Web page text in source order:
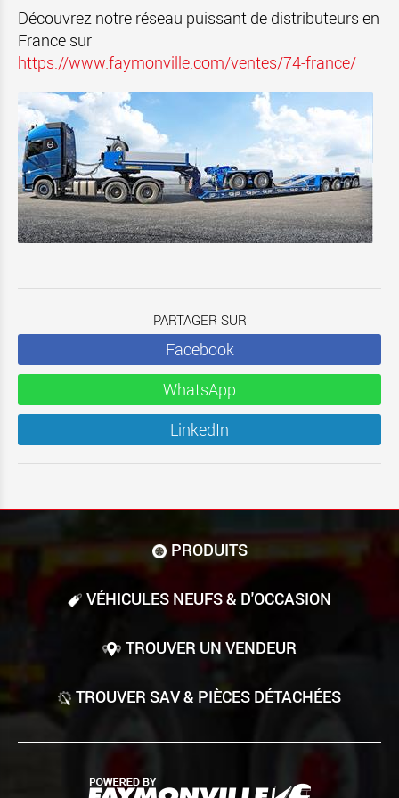
Découvrez notre réseau puissant de distributeurs en
France sur
https://www.faymonville.com/ventes/74-france/
PARTAGER SUR
Facebook
WhatsApp
LinkedIn
PRODUITS
VÉHICULES NEUFS & D'OCCASION
TROUVER UN VENDEUR
TROUVER SAV & PIÈCES DÉTACHÉES